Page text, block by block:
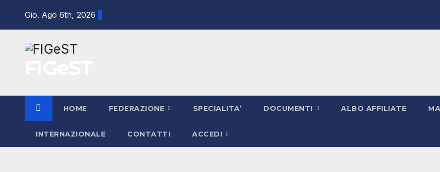
Gio. Ago 6th, 2026
HOME FEDERAZIONE SPECIALITA’ DOCUMENTI ALBO AFFILIATE
INTERNAZIONALE CONTATTI ACCEDI